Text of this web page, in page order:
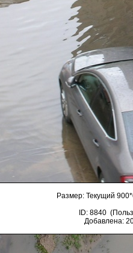
Размер: Текущий
ID: 8840
Добавлена: